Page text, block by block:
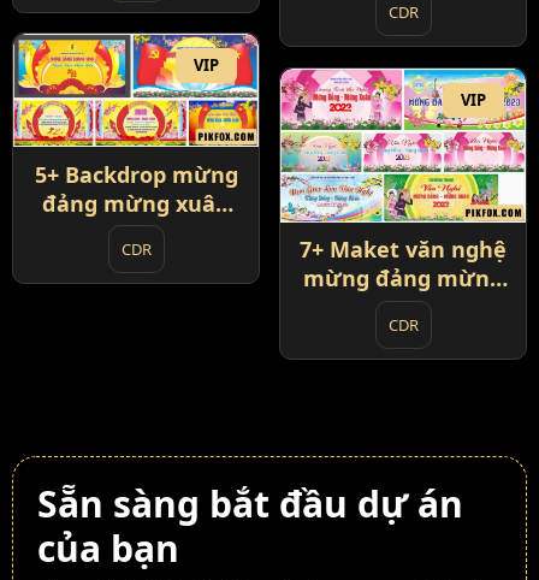
CDR
VIP
5+ Backdrop mừng
đảng mừng xuân
mừng đất nước đổi
mới
CDR
VIP
7+ Maket văn nghệ
mừng đảng mừng
xuân
CDR
Sẵn sàng bắt đầu dự án
của bạn